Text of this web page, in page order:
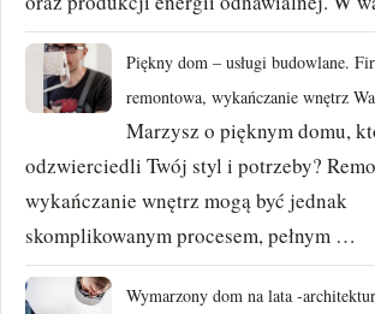
wrzesień 2022
czerwiec 2022
kwiecień 2021
marzec 2021
Piękny dom – usługi budowlane.
remontowa, wykańczanie wnętrz
Marzysz o pięknym domu,
odzwierciedli Twój styl i potrzeby?
wykańczanie wnętrz mogą być jednak
skomplikowanym procesem, pełnym …
Wymarzony dom na lata -